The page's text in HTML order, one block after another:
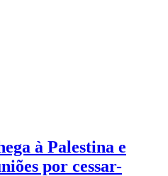
à Palestina e
por cessar-